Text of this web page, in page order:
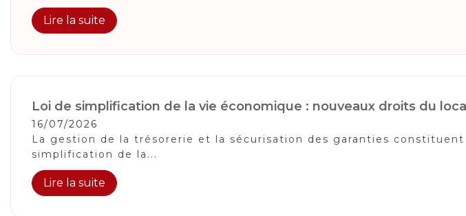
Lire la suite
Loi de simplification de la vie économique : nouveaux droits du
16/07/2026
La gestion de la trésorerie et la sécurisation des garanties
simplification de la...
Lire la suite